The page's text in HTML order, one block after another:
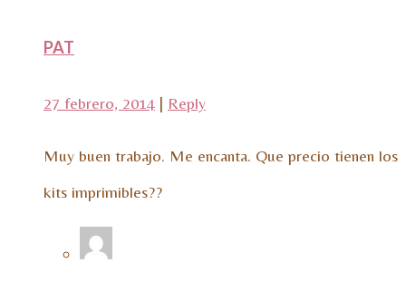
PAT
27 febrero, 2014 | Reply
Muy buen trabajo. Me encanta. Que precio tienen los
kits imprimibles??